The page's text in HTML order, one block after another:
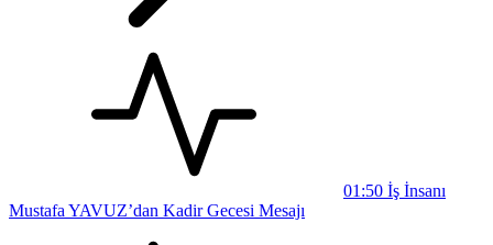
01:50 İş İnsanı
Mustafa YAVUZ’dan Kadir Gecesi Mesajı